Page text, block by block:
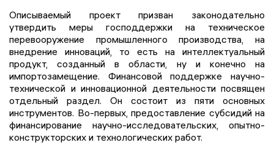
Описываемый проект призван законодательно
утвердить меры господдержки на техническое
перевооружение промышленного производства, на
внедрение инноваций, то есть на интеллектуальный
продукт, созданный в области, ну и конечно на
импортозамещение. Финансовой поддержке научно-
технической и инновационной деятельности посвящен
отдельный раздел. Он состоит из пяти основных
инструментов. Во-первых, предоставление субсидий на
финансирование научно-исследовательских, опытно-
конструкторских и технологических работ.